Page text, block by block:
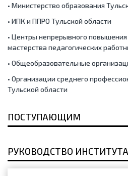
• Министерство образования
• ИПК и ППРО Тульской области
• Центры непрерывного
мастерства педагогических
• Общеобразовательные
• Организации среднего
Тульской области
ПОСТУПАЮЩИМ
РУКОВОДСТВО ИНСТИТУТА